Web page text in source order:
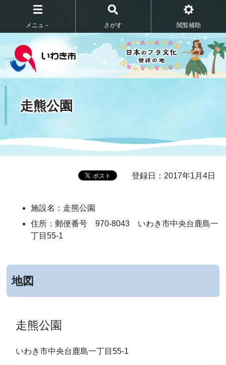
メニュ－ さがす 閲覧補助
走熊公園
登録日：2017年1月4日
施設名：走熊公園
住所：郵便番号 970-8043 いわき市中央台鹿島一
丁目55-1
地図
走熊公園
いわき市中央台鹿島一丁目55-1